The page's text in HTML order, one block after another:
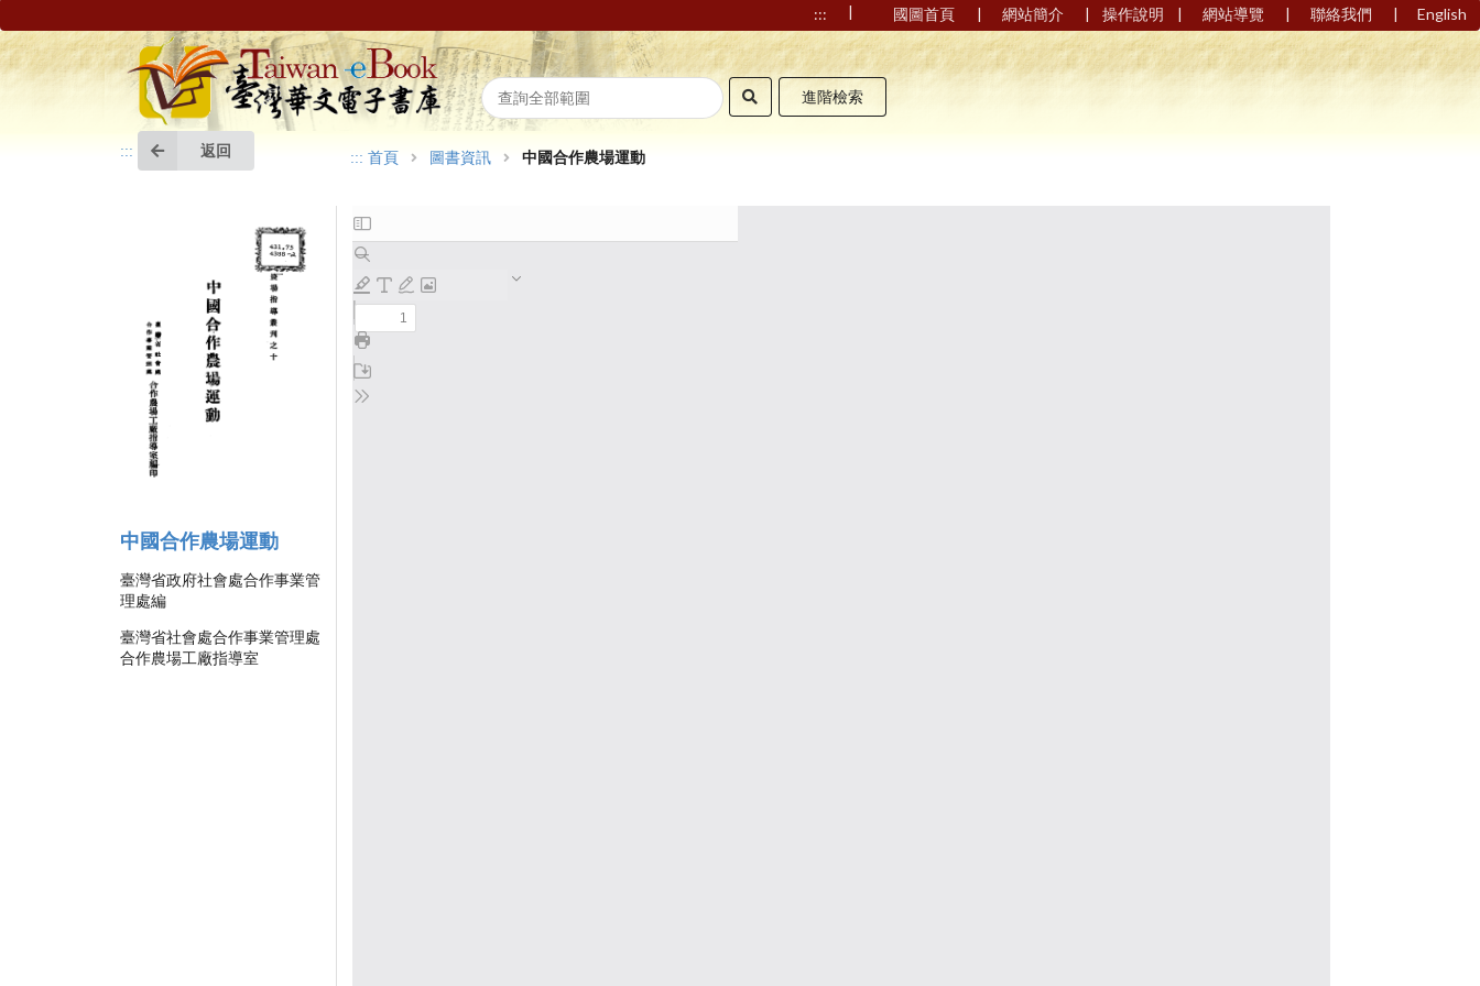
::: | 國圖首頁 | 網站簡介 | 操作說明 | 網站導覽 | 聯絡我們 | English
進階檢索
::: 返回 ::: 首頁 圖書資訊 中國合作農場運動
中國合作農場運動
臺灣省政府社會處合作事業管
理處編
臺灣省社會處合作事業管理處
合作農場工廠指導室